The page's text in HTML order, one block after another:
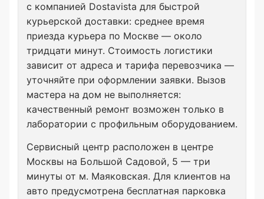
с компанией Dostavista для быстрой
курьерской доставки: среднее время
приезда курьера по Москве — около
тридцати минут. Стоимость логистики
зависит от адреса и тарифа перевозчика —
уточняйте при оформлении заявки. Вызов
мастера на дом не выполняется:
качественный ремонт возможен только в
лаборатории с профильным оборудованием.
Сервисный центр расположен в центре
Москвы на Большой Садовой, 5 — три
минуты от м. Маяковская. Для клиентов на
авто предусмотрена бесплатная парковка